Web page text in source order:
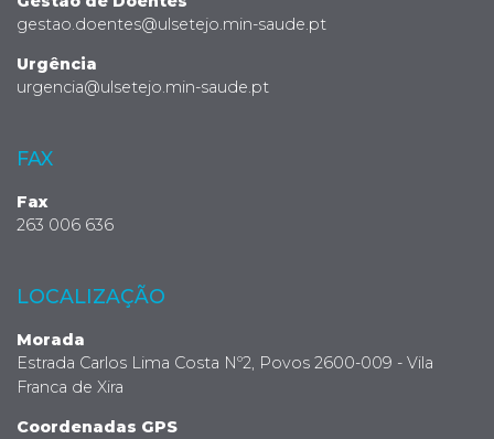
gestao.doentes@ulsetejo.min-saude.pt
Urgência
urgencia@ulsetejo.min-saude.pt
FAX
Fax
263 006 636
LOCALIZAÇÃO
Morada
Estrada Carlos Lima Costa Nº2, Povos 2600-009 - Vila
Franca de Xira
Coordenadas GPS